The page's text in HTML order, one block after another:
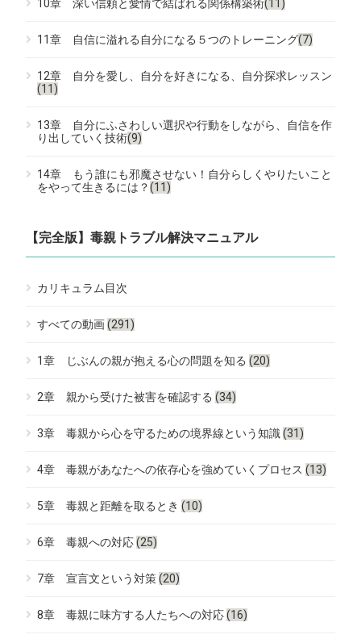
10章 深い信頼と愛情で結ばれる関係構築術(11)
11章 自信に溢れる自分になる５つのトレーニング(7)
12章 自分を愛し、自分を好きになる、自分探求レッスン
(11)
13章 自分にふさわしい選択や行動をしながら、自信を作
り出していく技術(9)
14章 もう誰にも邪魔させない！自分らしくやりたいこと
をやって生きるには？(11)
【完全版】毒親トラブル解決マニュアル
カリキュラム目次
すべての動画(291)
1章 じぶんの親が抱える心の問題を知る(20)
2章 親から受けた被害を確認する(34)
3章 毒親から心を守るための境界線という知識(31)
4章 毒親があなたへの依存心を強めていくプロセス(13)
5章 毒親と距離を取るとき(10)
6章 毒親への対応(25)
7章 宣言文という対策(20)
8章 毒親に味方する人たちへの対応(16)